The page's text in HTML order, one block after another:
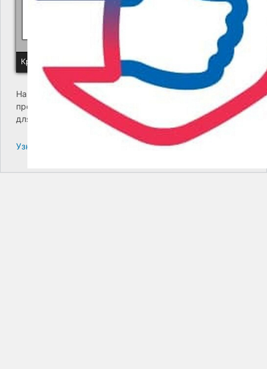
Политика КГУП "Камчатский водоканал" в отношении
Краевое государственное унитарное предприятие
На сайте возникла критическая ошибка. Пожалуйста,
проверьте входящие сообщения почты администратора
для дальнейших инструкций.
Узнайте больше про решение проблем с WordPress.